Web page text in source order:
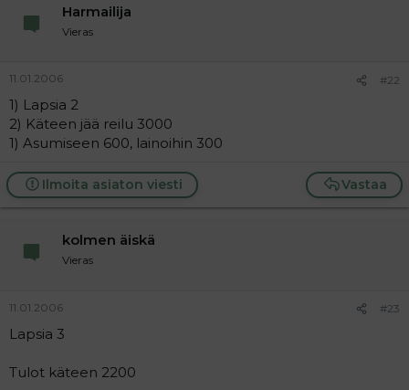
Harmailija
Vieras
11.01.2006 #22
1) Lapsia 2
2) Käteen jää reilu 3000
1) Asumiseen 600, lainoihin 300
Vastaa
Ilmoita asiaton viesti
kolmen äiskä
Vieras
11.01.2006 #23
Lapsia 3
Tulot käteen 2200